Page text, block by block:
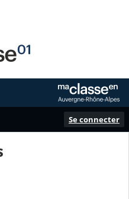
Se connecter